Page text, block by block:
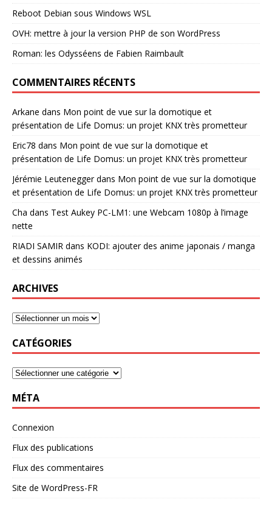
Reboot Debian sous Windows WSL
OVH: mettre à jour la version PHP de son WordPress
Roman: les Odysséens de Fabien Raimbault
COMMENTAIRES RÉCENTS
Arkane dans Mon point de vue sur la domotique et
présentation de Life Domus: un projet KNX très prometteur
Eric78 dans Mon point de vue sur la domotique et
présentation de Life Domus: un projet KNX très prometteur
Jérémie Leuteneggerdans Mon point de vue sur la domotique
et présentation de Life Domus: un projet KNX très prometteur
Cha dans Test Aukey PC-LM1: une Webcam 1080p à l’image
nette
RIADI SAMIR dans KODI: ajouter des anime japonais / manga
et dessins animés
ARCHIVES
CATÉGORIES
MÉTA
Connexion
Flux des publications
Flux des commentaires
Site de WordPress-FR